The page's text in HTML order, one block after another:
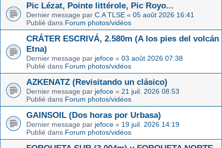
Pic Lézat, Pointe littérole, Pic Royo...
Dernier message par C.A TLSE « 05 août 2026 16:41
Publié dans Forum photos/vidéos
CRÁTER ESCRIVÁ, 2.580m (A los pies del volcán
Etna)
Dernier message par jefoce « 03 août 2026 07:38
Publié dans Forum photos/vidéos
AZKENATZ (Revisitando un clásico)
Dernier message par jefoce « 21 juil. 2026 08:53
Publié dans Forum photos/vidéos
GAINSOIL (Dos horas por Urbasa)
Dernier message par jefoce « 19 juil. 2026 14:19
Publié dans Forum photos/vidéos